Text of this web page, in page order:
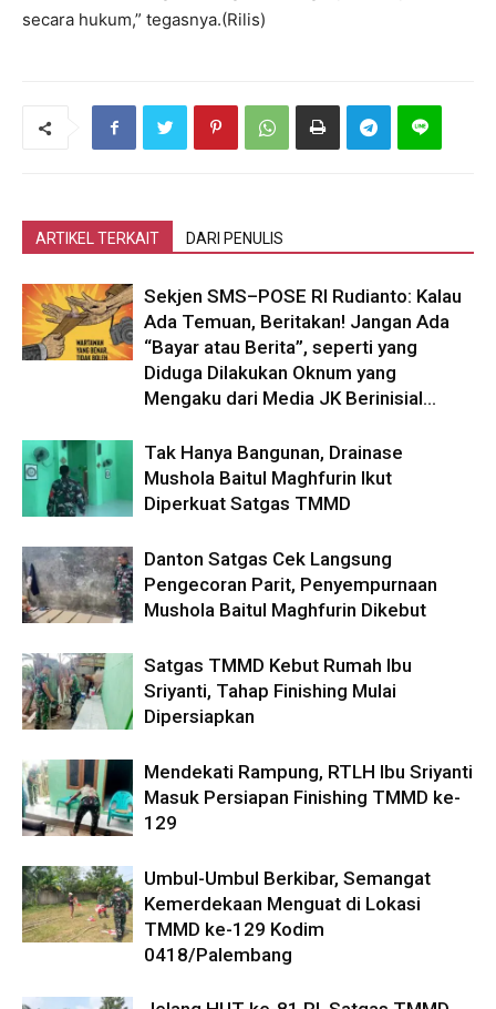
secara hukum,” tegasnya.(Rilis)
ARTIKEL TERKAIT DARI PENULIS
Sekjen SMS–POSE RI Rudianto: Kalau
Ada Temuan, Beritakan! Jangan Ada
“Bayar atau Berita”, seperti yang
Diduga Dilakukan Oknum yang
Mengaku dari Media JK Berinisial...
Tak Hanya Bangunan, Drainase
Mushola Baitul Maghfurin Ikut
Diperkuat Satgas TMMD
Danton Satgas Cek Langsung
Pengecoran Parit, Penyempurnaan
Mushola Baitul Maghfurin Dikebut
Satgas TMMD Kebut Rumah Ibu
Sriyanti, Tahap Finishing Mulai
Dipersiapkan
Mendekati Rampung, RTLH Ibu Sriyanti
Masuk Persiapan Finishing TMMD ke-
129
Umbul-Umbul Berkibar, Semangat
Kemerdekaan Menguat di Lokasi
TMMD ke-129 Kodim
0418/Palembang